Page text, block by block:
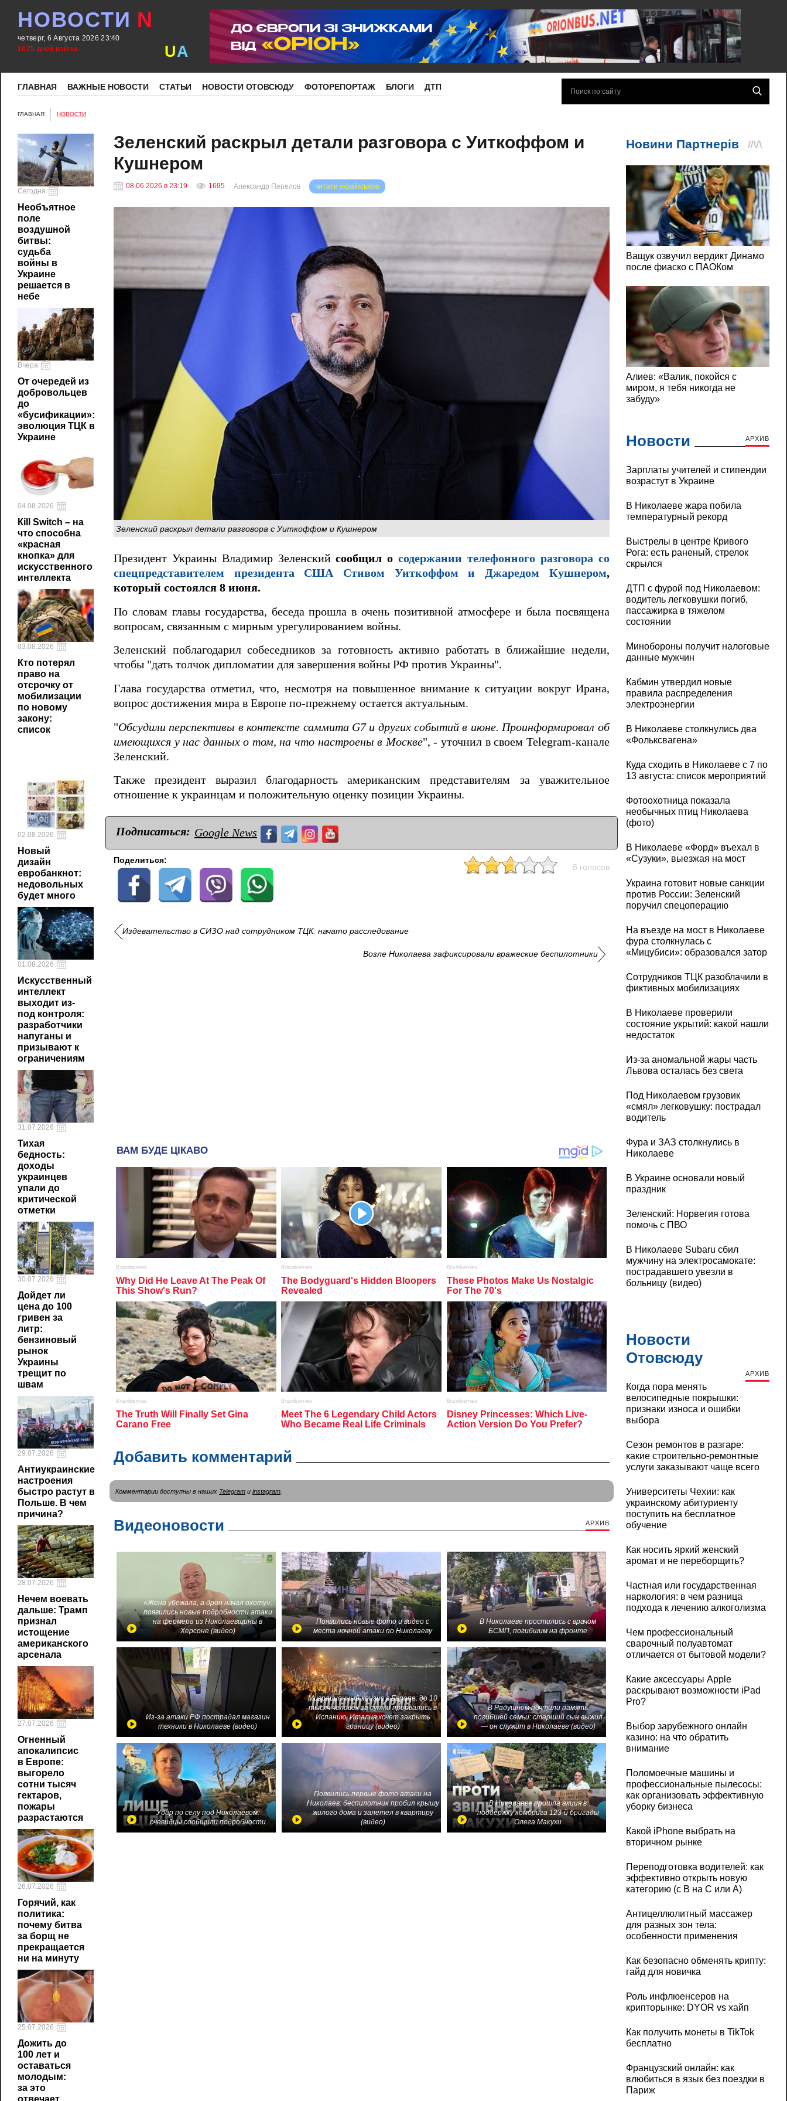
НОВОСТИ N
четверг, 6 Августа 2026 23:40
1625 дней войны
UA
ГЛАВНАЯ ВАЖНЫЕ НОВОСТИ СТАТЬИ НОВОСТИ ОТОВСЮДУ ФОТОРЕПОРТАЖ БЛОГИ ДТП
ГЛАВНАЯ НОВОСТИ
Сегодня
Необъятное
поле
воздушной
битвы:
судьба
войны в
Украине
решается в
небе
Вчера
От очередей из
добровольцев
до
«бусификации»:
эволюция ТЦК в
Украине
04.08.2026
Кill Switch – на
что способна
«красная
кнопка» для
искусственного
интеллекта
03.08.2026
Кто потерял
право на
отсрочку от
мобилизации
по новому
закону:
список
02.08.2026
Новый
дизайн
евробанкнот:
недовольных
будет много
01.08.2026
Искусственный
интеллект
выходит из-
под контроля:
разработчики
напуганы и
призывают к
ограничениям
31.07.2026
Тихая
бедность:
доходы
украинцев
упали до
критической
отметки
30.07.2026
Дойдет ли
цена до 100
гривен за
литр:
бензиновый
рынок
Украины
трещит по
швам
29.07.2026
Антиукраинские
настроения
быстро растут в
Польше. В чем
причина?
28.07.2026
Нечем воевать
дальше: Трамп
признал
истощение
американского
арсенала
27.07.2026
Огненный
апокалипсис
в Европе:
выгорело
сотни тысяч
гектаров,
пожары
разрастаются
26.07.2026
Горячий, как
политика:
почему битва
за борщ не
прекращается
ни на минуту
25.07.2026
Дожить до
100 лет и
оставаться
молодым:
за это
отвечает
Зеленский раскрыл детали разговора с Уиткоффом и
Кушнером
08.06.2026 в 23:19 1695 читати українською
Александр Пепелов
Зеленский раскрыл детали разговора с Уиткоффом и Кушнером
Президент Украины Владимир Зеленскийсообщил осодержании телефонного разговора со
спецпредставителем президента США Стивом Уиткоффом и Джаредом Кушнером,
который состоялся 8 июня.
По словам главы государства, беседа прошла в очень позитивной атмосфере и была посвящена
вопросам, связанным с мирным урегулированием войны.
Зеленский поблагодарил собеседников за готовность активно работать в ближайшие недели,
чтобы "дать толчок дипломатии для завершения войны РФ против Украины".
Глава государства отметил, что, несмотря на повышенное внимание к ситуации вокруг Ирана,
вопрос достижения мира в Европе по-прежнему остается актуальным.
"Обсудили перспективы в контексте саммита G7 и других событий в июне. Проинформировал об
имеющихся у нас данных о том, на что настроены в Москве", - уточнил в своем Telegram-канале
Зеленский.
Также президент выразил благодарность американским представителям за уважительное
отношение к украинцам и положительную оценку позиции Украины.
Подписаться: Google News
Поделиться:
8 голосов
Издевательство в СИЗО над сотрудником ТЦК: начато расследование
Возле Николаева зафиксировали вражеские беспилотники
Добавить комментарий
Комментарии доступны в наших Telegram и instagram
Видеоновости АРХИВ
«Жена убежала, а дрон начал охоту»:
появились новые подробности атаки
на фермера из Николаевщины в
Херсоне (видео)
Появились новые фото и видео с
места ночной атаки по Николаеву
В Николаеве простились с врачом
БСМП, погибшим на фронте
Из-за атаки РФ пострадал магазин
техники в Николаеве (видео)
Миграционный кризис в Европе: до 10
тысяч человек за сутки прорвались в
Испанию, Италия хочет закрыть
границу (видео)
В Радушном почтили память
погибшей семьи: старший сын выжил
— он служит в Николаеве (видео)
Удар по селу под Николаевом:
очевидцы сообщили подробности
Появились первые фото атаки на
Николаев: беспилотник пробил крышу
жилого дома и залетел в квартиру
(видео)
В Николаеве прошла акция в
поддержку комбрига 123-й бригады
Олега Макухи
Новости АРХИВ
Зарплаты учителей и стипендии
возрастут в Украине
В Николаеве жара побила
температурный рекорд
Выстрелы в центре Кривого
Рога: есть раненый, стрелок
скрылся
ДТП с фурой под Николаевом:
водитель легковушки погиб,
пассажирка в тяжелом
состоянии
Минобороны получит налоговые
данные мужчин
Кабмин утвердил новые
правила распределения
электроэнергии
В Николаеве столкнулись два
«Фольксвагена»
Куда сходить в Николаеве с 7 по
13 августа: список мероприятий
Фотоохотница показала
необычных птиц Николаева
(фото)
В Николаеве «Форд» въехал в
«Сузуки», выезжая на мост
Украина готовит новые санкции
против России: Зеленский
поручил спецоперацию
На въезде на мост в Николаеве
фура столкнулась с
«Мицубиси»: образовался затор
Сотрудников ТЦК разоблачили в
фиктивных мобилизациях
В Николаеве проверили
состояние укрытий: какой нашли
недостаток
Из-за аномальной жары часть
Львова осталась без света
Под Николаевом грузовик
«смял» легковушку: пострадал
водитель
Фура и ЗАЗ столкнулись в
Николаеве
В Украине основали новый
праздник
Зеленский: Норвегия готова
помочь с ПВО
В Николаеве Subaru сбил
мужчину на электросамокате:
пострадавшего увезли в
больницу (видео)
Новости
Отовсюду
АРХИВ
Когда пора менять
велосипедные покрышки:
признаки износа и ошибки
выбора
Сезон ремонтов в разгаре:
какие строительно-ремонтные
услуги заказывают чаще всего
Университеты Чехии: как
украинскому абитуриенту
поступить на бесплатное
обучение
Как носить яркий женский
аромат и не переборщить?
Частная или государственная
наркология: в чем разница
подхода к лечению алкоголизма
Чем профессиональный
сварочный полуавтомат
отличается от бытовой модели?
Какие аксессуары Apple
раскрывают возможности iPad
Pro?
Выбор зарубежного онлайн
казино: на что обратить
внимание
Поломоечные машины и
профессиональные пылесосы:
как организовать эффективную
уборку бизнеса
Какой iPhone выбрать на
вторичном рынке
Переподготовка водителей: как
эффективно открыть новую
категорию (с B на C или А)
Антицеллюлитный массажер
для разных зон тела:
особенности применения
Как безопасно обменять крипту:
гайд для новичка
Роль инфлюенсеров на
крипторынке: DYOR vs хайп
Как получить монеты в TikTok
бесплатно
Французский онлайн: как
влюбиться в язык без поездки в
Париж